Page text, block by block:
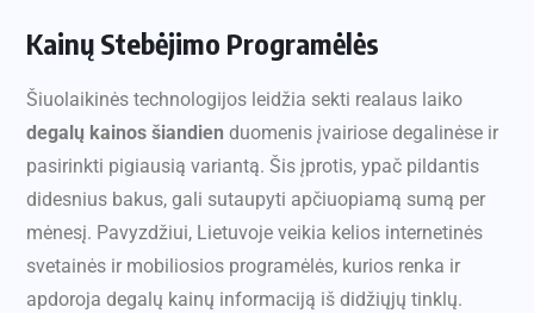
Kainų Stebėjimo Programėlės
Šiuolaikinės technologijos leidžia sekti realaus laiko
degalų kainos šiandien duomenis įvairiose degalinėse ir
pasirinkti pigiausią variantą. Šis įprotis, ypač pildantis
didesnius bakus, gali sutaupyti apčiuopiamą sumą per
mėnesį. Pavyzdžiui, Lietuvoje veikia kelios internetinės
svetainės ir mobiliosios programėlės, kurios renka ir
apdoroja degalų kainų informaciją iš didžiųjų tinklų.